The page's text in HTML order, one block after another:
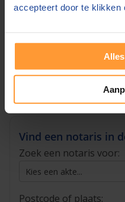
accepteert door te klikken
de notaristarievenvoor
Vind een notaris in
Zoek een notaris voor:
Postcode of plaats: